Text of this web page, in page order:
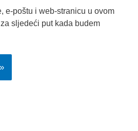
e-poštu i web-stranicu u ovom
sljedeći put kada budem